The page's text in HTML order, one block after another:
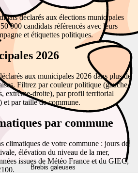
Brebis galeuses
déclarés aux élections municipales
000 candidats référencés avec leurs
et étiquettes politiques.
2026
aux municipales 2026 dans plus de
Filtrez par couleur politique (gauche,
extrême-droite), par profil territorial
par taille de commune.
par commune
climatiques de votre commune : jours de
élévation du niveau de la mer,
issues de Météo France et du GIEC,